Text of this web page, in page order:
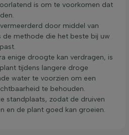
is om te voorkomen dat
door middel van
de methode die het beste bij uw
enige droogte kan verdragen, is
tijdens langere droge
water te voorzien om een
te behouden.
standplaats, zodat de druiven
en de plant goed kan groeien.